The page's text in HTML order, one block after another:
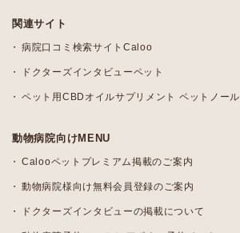
関連サイト
病院口コミ検索サイトCaloo
ドクターズインタビューペット
ペット用CBDオイルサプリメント ペットノール
動物病院向けMENU
Calooペットプレミアム掲載のご案内
動物病院様向け無料会員登録のご案内
ドクターズインタビューの掲載について